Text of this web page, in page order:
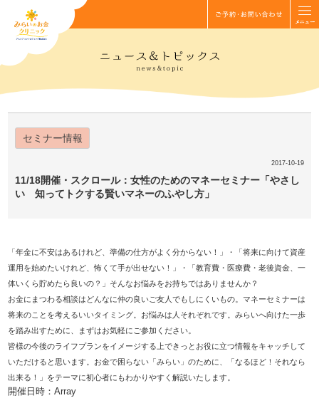
セミナー情報
11/18開催・スクロール：女性のためのマネーセミナー「やさし
い 知ってトクする賢いマネーのふやし方」
2017-10-19
「年金に不安はあるけれど、準備の仕方がよく分からない！」・「将来に向けて資産
運用を始めたいけれど、怖くて手が出せない！」・「教育費・医療費・老後資金、一
体いくら貯めたら良いの？」そんなお悩みをお持ちではありませんか？
お金にまつわる相談はどんなに仲の良いご友人でもしにくいもの。マネーセミナーは
将来のことを考えるいいタイミング。お悩みは人それぞれです。みらいへ向けた一歩
を踏み出すために、まずはお気軽にご参加ください。
皆様の今後のライフプランをイメージする上できっとお役に立つ情報をキャッチして
いただけると思います。お金で困らない「みらい」のために、「なるほど！それなら
出来る！」をテーマに初心者にもわかりやすく解説いたします。
開催日時：Array